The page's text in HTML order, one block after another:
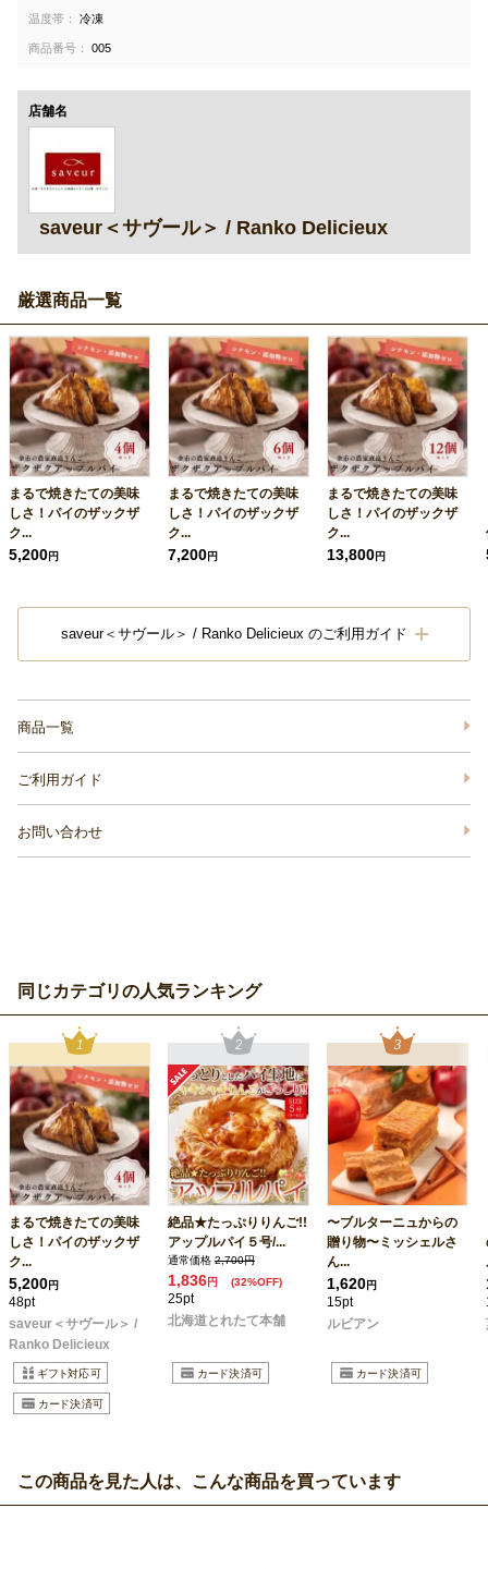
温度帯： 冷凍
商品番号： 005
店舗名
saveur＜サヴール＞ / Ranko Delicieux
厳選商品一覧
まるで焼きたての美味
しさ！パイのザックザ
ク...
5,200円
まるで焼きたての美味
しさ！パイのザックザ
ク...
7,200円
まるで焼きたての美味
しさ！パイのザックザ
ク...
13,800円
saveur＜サヴール＞ / Ranko Delicieux のご利用ガイド
商品一覧
ご利用ガイド
お問い合わせ
同じカテゴリの人気ランキング
まるで焼きたての美味
しさ！パイのザックザ
ク...
5,200円
48pt
saveur＜サヴール＞ /
Ranko Delicieux
絶品★たっぷりりんご!!
アップルパイ５号/...
通常価格 2,700円
1,836円 (32%OFF)
25pt
北海道とれたて本舗
〜ブルターニュからの
贈り物〜ミッシェルさ
ん...
1,620円
15pt
ルビアン
この商品を見た人は、こんな商品を買っています